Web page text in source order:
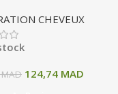
CLAIR CENDRE
CHEVEUX
MAD 124,74 MAD